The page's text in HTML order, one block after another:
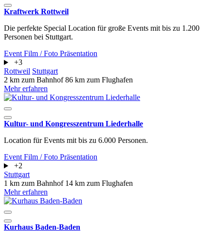
Kraftwerk Rottweil
Die perfekte Special Location für große Events mit bis zu 1.200
Personen bei Stuttgart.
Event Film / Foto Präsentation
+3
Rottweil Stuttgart
2 km zum Bahnhof86 km zum Flughafen
Mehr erfahren
Kultur- und Kongresszentrum Liederhalle
Location für Events mit bis zu 6.000 Personen.
Event Film / Foto Präsentation
+2
Stuttgart
1 km zum Bahnhof 14 km zum Flughafen
Mehr erfahren
Kurhaus Baden-Baden